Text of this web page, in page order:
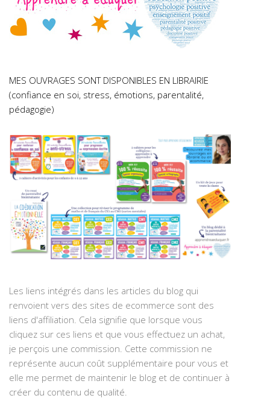
MES OUVRAGES SONT DISPONIBLES EN LIBRAIRIE
(confiance en soi, stress, émotions, parentalité,
pédagogie)
Les liens intégrés dans les articles du blog qui
renvoient vers des sites de ecommerce sont des
liens d'affiliation. Cela signifie que lorsque vous
cliquez sur ces liens et que vous effectuez un achat,
je perçois une commission. Cette commission ne
représente aucun coût supplémentaire pour vous et
elle me permet de maintenir le blog et de continuer à
créer du contenu de qualité.